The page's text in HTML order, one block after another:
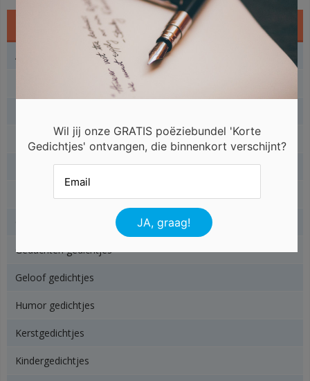
Angst gedichtjes
Dieren gedichtjes
Engelse gedichtjes
Gedachten gedichtjes
Geloof gedichtjes
Humor gedichtjes
Kerstgedichtjes
Kindergedichtjes
Wil jij onze GRATIS poëziebundel 'Korte
Gedichtjes' ontvangen, die binnenkort verschijnt?